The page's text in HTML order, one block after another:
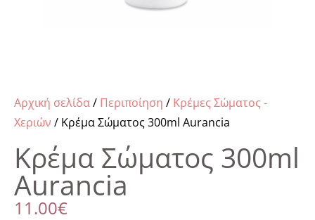
Αρχική σελίδα/ Περιποίηση / Κρέμες Σώματος -
Χεριών / Κρέμα Σώματος 300ml Aurancia
Κρέμα Σώματος 300ml
Aurancia
11.00€